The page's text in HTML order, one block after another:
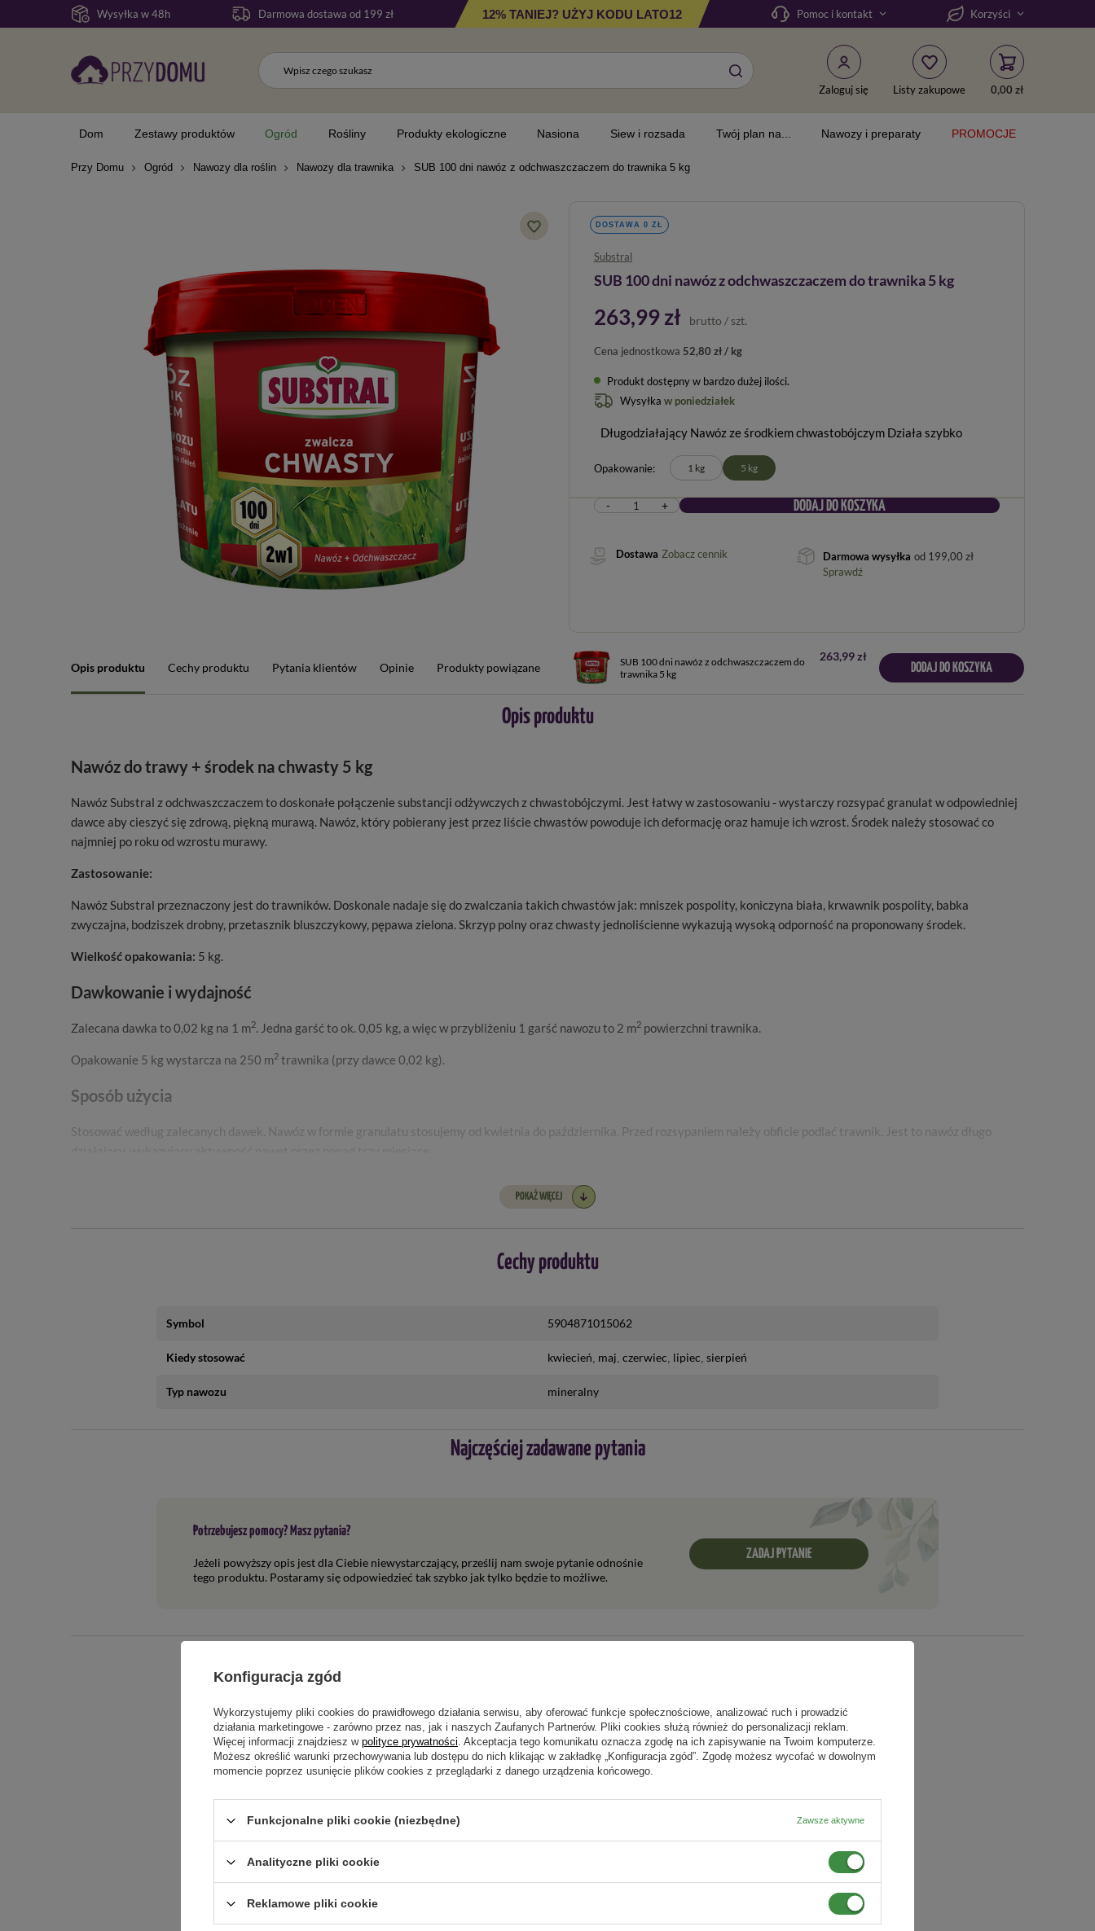
Wysyłka w 48h Darmowa dostawa od 199 zł 12% TANIEJ? UŻYJ KODU LATO12 Pomoc i kontakt Korzyści
Zaloguj się Listy zakupowe 0,00 zł
Dom Zestawy produktów Ogród Rośliny Produkty ekologiczne Nasiona Siew i rozsada Twój plan na... Nawozy i preparaty PROMOCJE
Przy Domu Ogród Nawozy dla roślin Nawozy dla trawnika SUB 100 dni nawóz z odchwaszczaczem do trawnika 5 kg
DOSTAWA 0 ZŁ
Substral
SUB 100 dni nawóz z odchwaszczaczem do trawnika 5 kg
263,99 zł brutto / szt.
Cena jednostkowa 52,80 zł / kg
Produkt dostępny w bardzo dużej ilości
Wysyłka w poniedziałek
Długodziałający Nawóz ze środkiem chwastobójczym Działa szybko
Opakowanie 1 kg 5 kg
- + DODAJ DO KOSZYKA
Dostawa Zobacz cennik Darmowa wysyłka od 199,00 zł
Sprawdź
Opis produktu Cechy produktu Pytania klientów Opinie Produkty powiązane
SUB 100 dni nawóz z odchwaszczaczem do
trawnika 5 kg
263,99 zł
DODAJ DO KOSZYKA
Opis produktu
Nawóz do trawy + środek na chwasty 5 kg
Nawóz Substral z odchwaszczaczem to doskonałe połączenie substancji odżywczych z chwastobójczymi. Jest łatwy w zastosowaniu - wystarczy rozsypać granulat w odpowiedniej
dawce aby cieszyć się zdrową, piękną murawą. Nawóz, który pobierany jest przez liście chwastów powoduje ich deformację oraz hamuje ich wzrost. Środek należy stosować co
najmniej po roku od wzrostu murawy.
Zastosowanie:
Nawóz Substral przeznaczony jest do trawników. Doskonale nadaje się do zwalczania takich chwastów jak: mniszek pospolity, koniczyna biała, krwawnik pospolity, babka
zwyczajna, bodziszek drobny, przetasznik bluszczykowy, pępawa zielona. Skrzyp polny oraz chwasty jednoliścienne wykazują wysoką odporność na proponowany środek.
Wielkość opakowania: 5 kg.
Dawkowanie i wydajność
Zalecana dawka to 0,02 kg na 1 m2. Jedna garść to ok. 0,05 kg, a więc w przybliżeniu 1 garść nawozu to 2 m2 powierzchni trawnika.
Opakowanie 5 kg wystarcza na 250 m2 trawnika (przy dawce 0,02 kg).
Sposób użycia
Stosować według zalecanych dawek. Nawóz w formie granulatu stosujemy od kwietnia do października. Przed rozsypaniem należy obficie podlać trawnik. Jest to nawóz długo
[product id="708,148,306,661"]
[product id="38,1568,1657,1660"]
POKAŻ WIĘCEJ
Cechy produktu
Symbol 5904871015062
Kiedy stosować kwiecień maj czerwiec lipiec sierpień
Typ nawozu mineralny
Najczęściej zadawane pytania
Potrzebujesz pomocy? Masz pytania?
Jeżeli powyższy opis jest dla Ciebie niewystarczający, prześlij nam swoje pytanie odnośnie
tego produktu. Postaramy się odpowiedzieć tak szybko jak tylko będzie to możliwe.
ZADAJ PYTANIE
Twoja ocena:
5/5
Dodaj własne zdjęcie produktu:
Konfiguracja zgód
Wykorzystujemy pliki cookies do prawidłowego działania serwisu, aby oferować funkcje społecznościowe, analizować ruch i prowadzić
działania marketingowe - zarówno przez nas, jak i naszych Zaufanych Partnerów. Pliki cookies służą również do personalizacji reklam.
Więcej informacji znajdziesz w polityce prywatności. Akceptacja tego komunikatu oznacza zgodę na ich zapisywanie na Twoim komputerze.
Możesz określić warunki przechowywania lub dostępu do nich klikając w zakładkę „Konfiguracja zgód”. Zgodę możesz wycofać w dowolnym
momencie poprzez usunięcie plików cookies z przeglądarki z danego urządzenia końcowego.
Funkcjonalne pliki cookie (niezbędne) Zawsze aktywne
Analityczne pliki cookie
Reklamowe pliki cookie